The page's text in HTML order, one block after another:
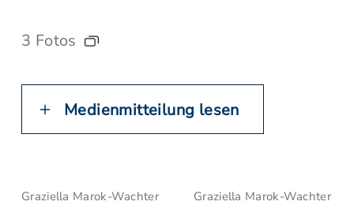
3 Fotos
Medienmitteilung lesen
Graziella Marok-Wachter
Graziella Marok-Wachter